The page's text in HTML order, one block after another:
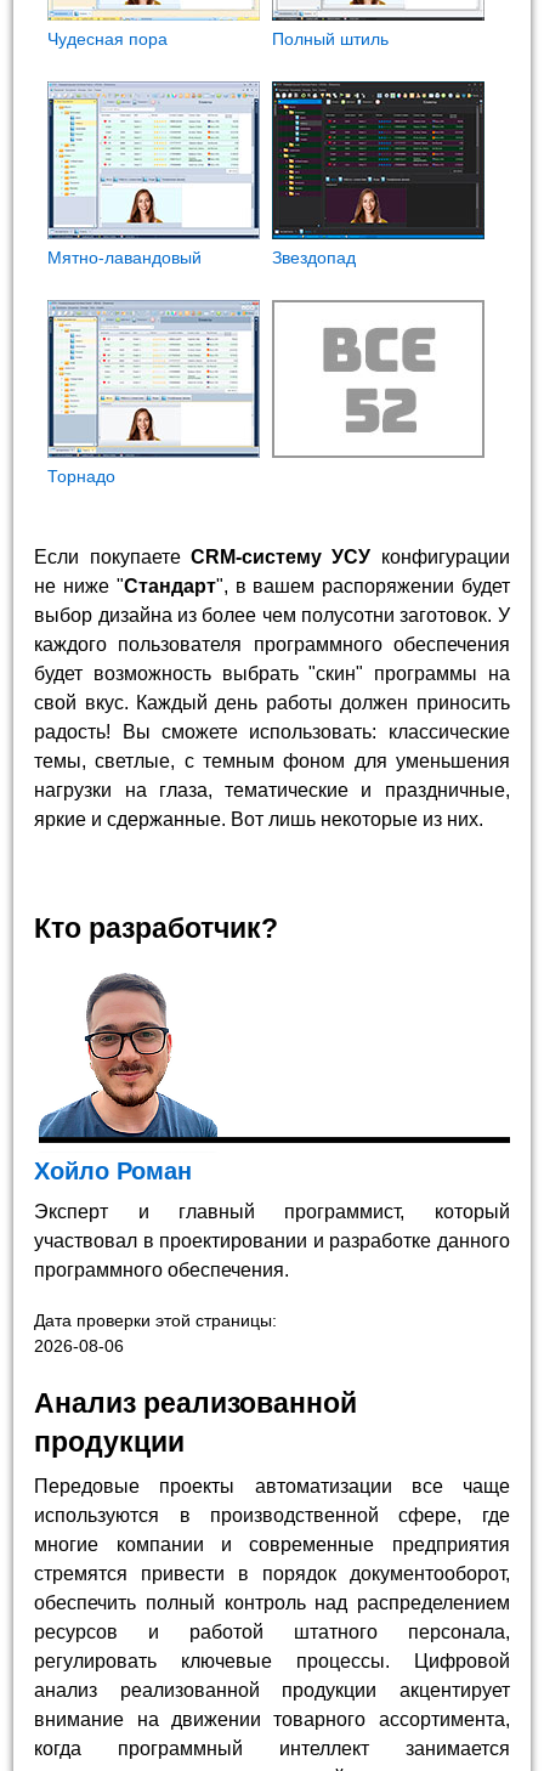
Чудесная пора Полный штиль
Мятно-лавандовый Звездопад
Торнадо
Если покупаете CRM-систему УСУ конфигурации
не ниже "Стандарт", в вашем распоряжении будет
выбор дизайна из более чем полусотни заготовок. У
каждого пользователя программного обеспечения
будет возможность выбрать "скин" программы на
свой вкус. Каждый день работы должен приносить
радость! Вы сможете использовать: классические
темы, светлые, с темным фоном для уменьшения
нагрузки на глаза, тематические и праздничные,
яркие и сдержанные. Вот лишь некоторые из них.
Кто разработчик?
Хойло Роман
Эксперт и главный программист, который
участвовал в проектировании и разработке данного
программного обеспечения.
Дата проверки этой страницы:
2026-08-06
Анализ реализованной
продукции
Передовые проекты автоматизации все чаще
используются в производственной сфере, где
многие компании и современные предприятия
стремятся привести в порядок документооборот,
обеспечить полный контроль над распределением
ресурсов и работой штатного персонала,
регулировать ключевые процессы. Цифровой
анализ реализованной продукции акцентирует
внимание на движении товарного ассортимента,
когда программный интеллект занимается